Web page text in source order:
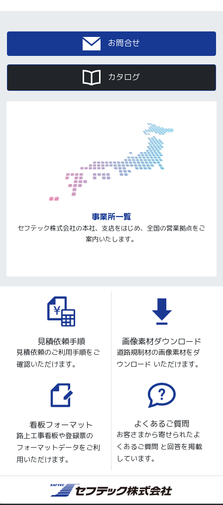
お問合せ
カタログ
事業所一覧
セフテック株式会社の本社、支店をはじめ、全国の営業拠点をご
案内いたします。
見積依頼手順
見積依頼のご利用手順をご
確認いただけます。
画像素材ダウンロード
道路規制材の画像素材をダ
ウンロード いただけます。
看板フォーマット
路上工事看板や登録票の
フォーマットデータをご利
用いただけます。
よくあるご質問
お客さまから寄せられたよ
くあるご質問 と回答を掲載
しています。